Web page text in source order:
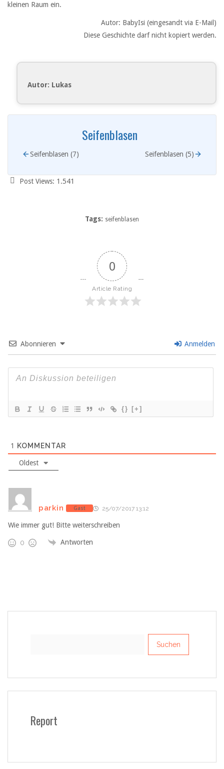
kleinen Raum ein.
Autor: BabyIsi (eingesandt via E-Mail)
Diese Geschichte darf nicht kopiert werden.
Autor: Lukas
Seifenblasen
Seifenblasen (7) Seifenblasen (5)
Post Views: 1.541
Tags: seifenblasen
0
Article Rating
Abonnieren Anmelden
{} [+]
1 KOMMENTAR
Oldest
parkin Gast 25/07/2017 13:12
Wie immer gut! Bitte weiterschreiben
0 Antworten
Report